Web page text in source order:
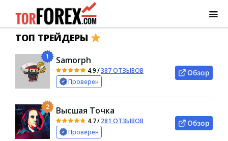
ТОП ТРЕЙДЕРЫ
1 Samorph
4.9/387 ОТЗЫВОВ
Проверен
Обзор
2 Высшая Точка
4.7/281 ОТЗЫВОВ
Проверен
Обзор